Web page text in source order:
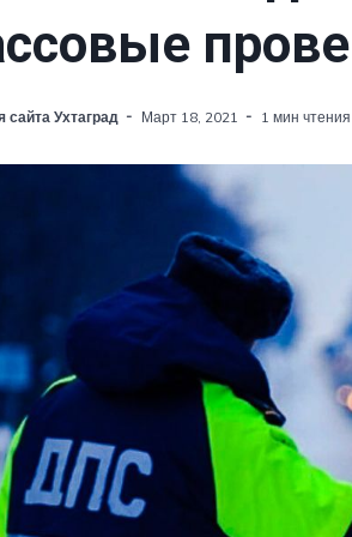
сайта Ухтаград Март 18, 2021 1 мин чтения